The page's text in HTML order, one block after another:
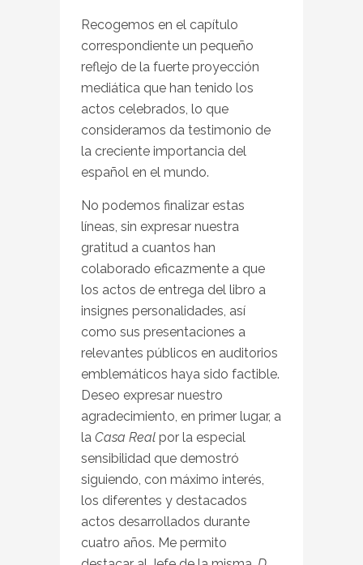
Recogemos en el capítulo
correspondiente un pequeño
reflejo de la fuerte proyección
mediática que han tenido los
actos celebrados, lo que
consideramos da testimonio de
la creciente importancia del
español en el mundo.
No podemos finalizar estas
líneas, sin expresar nuestra
gratitud a cuantos han
colaborado eficazmente a que
los actos de entrega del libro a
insignes personalidades, así
como sus presentaciones a
relevantes públicos en auditorios
emblemáticos haya sido factible.
Deseo expresar nuestro
agradecimiento, en primer lugar, a
la Casa Real por la especial
sensibilidad que demostró
siguiendo, con máximo interés,
los diferentes y destacados
actos desarrollados durante
cuatro años. Me permito